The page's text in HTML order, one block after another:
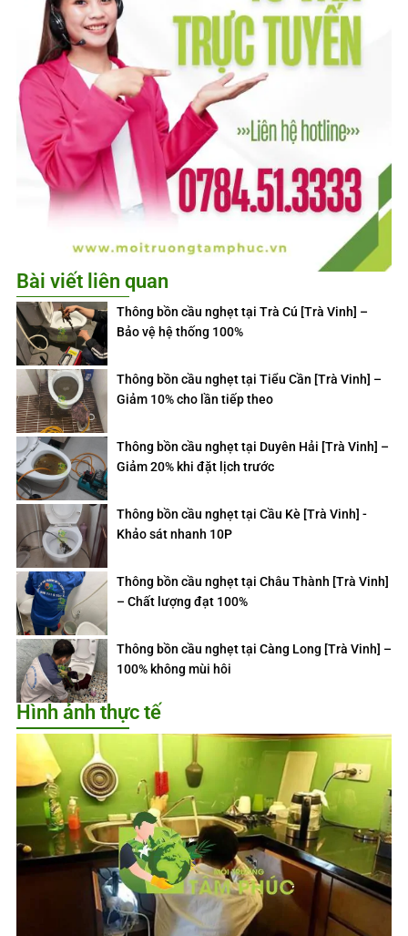
Bài viết liên quan
Thông bồn cầu nghẹt tại Trà Cú [Trà Vinh] –
Bảo vệ hệ thống 100%
Thông bồn cầu nghẹt tại Tiểu Cần [Trà Vinh] –
Giảm 10% cho lần tiếp theo
Thông bồn cầu nghẹt tại Duyên Hải [Trà Vinh] –
Giảm 20% khi đặt lịch trước
Thông bồn cầu nghẹt tại Cầu Kè [Trà Vinh] -
Khảo sát nhanh 10P
Thông bồn cầu nghẹt tại Châu Thành [Trà Vinh]
– Chất lượng đạt 100%
Thông bồn cầu nghẹt tại Càng Long [Trà Vinh] –
100% không mùi hôi
Hình ảnh thực tế